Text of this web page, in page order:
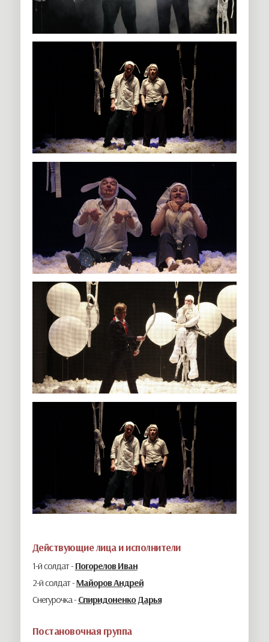
Действующие лица и исполнители
1-й солдат - Погорелов Иван
2-й солдат -Майоров Андрей
Снегурочка - Спиридоненко Дарья
Постановочная группа